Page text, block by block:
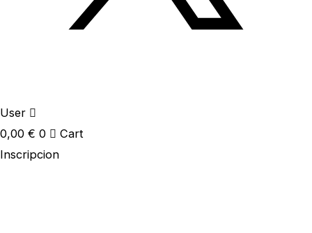
User
0,00 € 0
Cart
Inscripcion